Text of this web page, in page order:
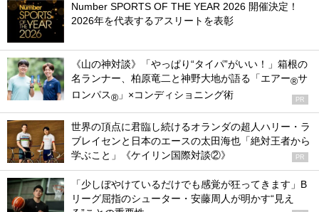
Number SPORTS OF THE YEAR 2026 開催決定！
2026年を代表するアスリートを表彰
《山の神対談》「やっぱり“タイパ”がいい！」箱根の
名ランナー、柏原竜二と神野大地が語る「エアー®サ
ロンパス® 」×コンディショニング術 PR
世界の頂点に君臨し続けるオランダの超人ハリー・ラ
ブレイセンと日本のエースの太田海也「絶対王者から
学ぶこと」《ケイリン国際対談②》
PR
「少しぼやけているだけでも感覚が狂ってきます」B
リーグ屈指のシューター・安藤周人が明かす“見え